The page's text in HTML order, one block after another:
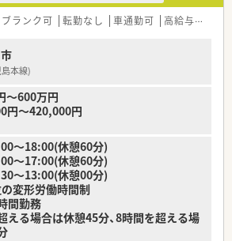
ブランク可 転勤なし 車通勤可 高給与(600万円以上)
本線)
～600万円
円～420,000円
～18:00(休憩60分)
17:00(休憩60分)
13:00(休憩00分)
変形労働時間制
間勤務
える場合は休憩45分、8時間を超える場